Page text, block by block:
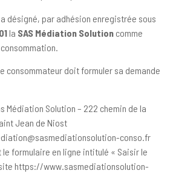
a désigné, par adhésion enregistrée sous
la SAS Médiation Solution comme
consommateur doit formuler sa demande
Médiation Solution – 222 chemin de la
Jean de Niost
conso.fr
formulaire en ligne intitulé « Saisir le
https://www.sasmediationsolution-